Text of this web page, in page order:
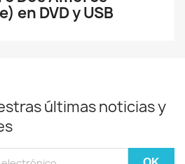
en DVD y USB
últimas noticias y